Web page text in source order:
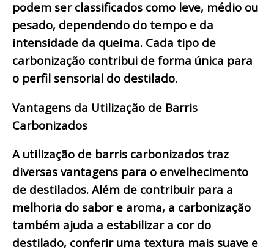
podem ser classificados como leve, médio ou
pesado, dependendo do tempo e da
intensidade da queima. Cada tipo de
carbonização contribui de forma única para
o perfil sensorial do destilado.
Vantagens da Utilização de Barris
Carbonizados
A utilização de barris carbonizados traz
diversas vantagens para o envelhecimento
de destilados. Além de contribuir para a
melhoria do sabor e aroma, a carbonização
também ajuda a estabilizar a cor do
destilado, conferir uma textura mais suave e